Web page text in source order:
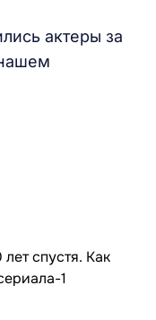
актеры за